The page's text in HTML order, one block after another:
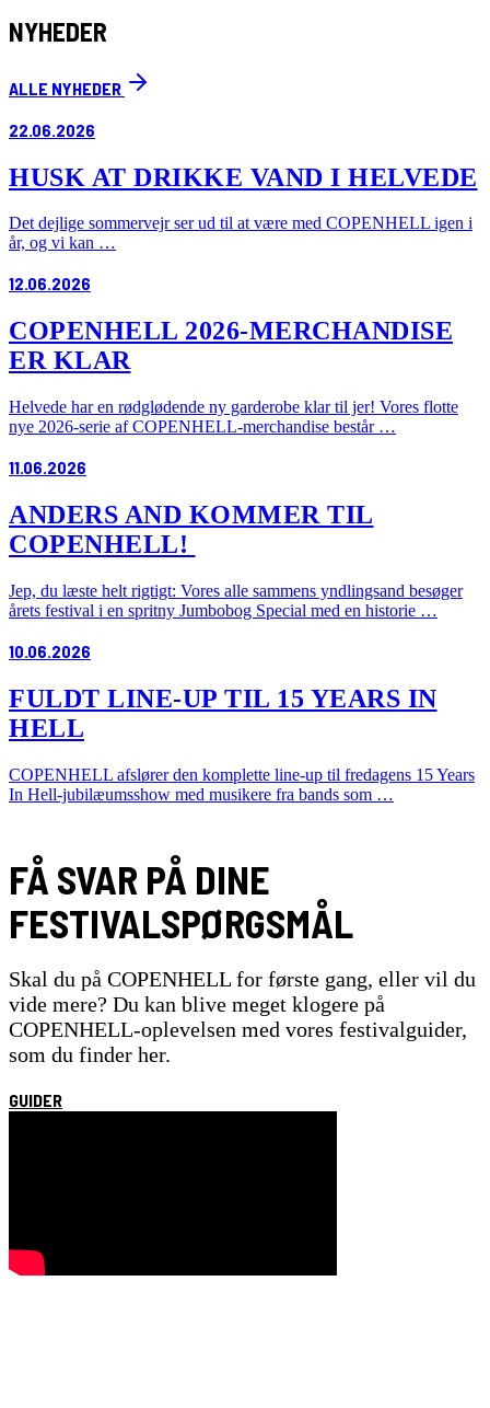
NYHEDER
ALLE NYHEDER
22.06.2026
HUSK AT DRIKKE VAND I HELVEDE
Det dejlige sommervejr ser ud til at være med COPENHELL igen i
år, og vi kan …
12.06.2026
COPENHELL 2026-MERCHANDISE
ER KLAR
Helvede har en rødglødende ny garderobe klar til jer! Vores flotte
nye 2026-serie af COPENHELL-merchandise består …
11.06.2026
ANDERS AND KOMMER TIL
COPENHELL!
Jep, du læste helt rigtigt: Vores alle sammens yndlingsand besøger
årets festival i en spritny Jumbobog Special med en historie …
10.06.2026
FULDT LINE-UP TIL 15 YEARS IN
HELL
COPENHELL afslører den komplette line-up til fredagens 15 Years
In Hell-jubilæumsshow med musikere fra bands som …
FÅ SVAR PÅ DINE
FESTIVALSPØRGSMÅL
Skal du på COPENHELL for første gang, eller vil du
vide mere? Du kan blive meget klogere på
COPENHELL-oplevelsen med vores festivalguider,
som du finder her.
GUIDER